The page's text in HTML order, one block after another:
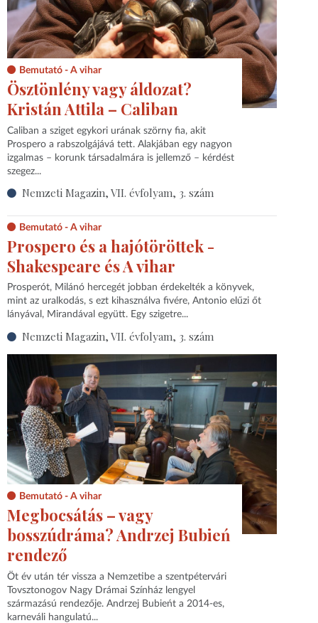
Bemutató - A vihar
Ösztönlény vagy áldozat?
Kristán Attila – Caliban
Caliban a sziget egykori urának szörny fia, akit
Prospero a rabszolgájává tett. Alakjában egy nagyon
izgalmas – korunk társadalmára is jellemző – kérdést
szegez...
Nemzeti Magazin, VII. évfolyam, 3. szám
Bemutató - A vihar
Prospero és a hajótöröttek -
Shakespeare és A vihar
Prosperót, Milánó hercegét jobban érdekelték a könyvek,
mint az uralkodás, s ezt kihasználva fivére, Antonio elűzi őt
lányával, Mirandával együtt. Egy szigetre...
Nemzeti Magazin, VII. évfolyam, 3. szám
Bemutató - A vihar
Megbocsátás – vagy
bosszúdráma? Andrzej Bubień
rendező
Öt év után tér vissza a Nemzetibe a szentpétervári
Tovsztonogov Nagy Drámai Színház lengyel
származású rendezője. Andrzej Bubieńt a 2014-es,
karneváli hangulatú...